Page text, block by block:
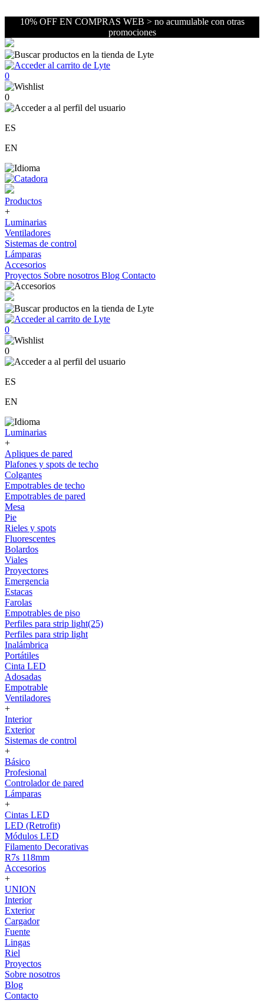
10% OFF EN COMPRAS WEB > no acumulable con otras
promociones
0
0
ES
EN
Productos
+
Luminarias
Ventiladores
Sistemas de control
Lámparas
Accesorios
Proyectos Sobre nosotros Blog Contacto
0
0
ES
EN
Luminarias
+
Apliques de pared
Plafones y spots de techo
Colgantes
Empotrables de techo
Empotrables de pared
Mesa
Pie
Rieles y spots
Fluorescentes
Bolardos
Viales
Proyectores
Emergencia
Estacas
Farolas
Empotrables de piso
Perfiles para strip light(25)
Perfiles para strip light
Inalámbrica
Portátiles
Cinta LED
Adosadas
Empotrable
Ventiladores
+
Interior
Exterior
Sistemas de control
+
Básico
Profesional
Controlador de pared
Lámparas
+
Cintas LED
LED (Retrofit)
Módulos LED
Filamento Decorativas
R7s 118mm
Accesorios
+
UNION
Interior
Exterior
Cargador
Fuente
Lingas
Riel
Proyectos
Sobre nosotros
Blog
Contacto